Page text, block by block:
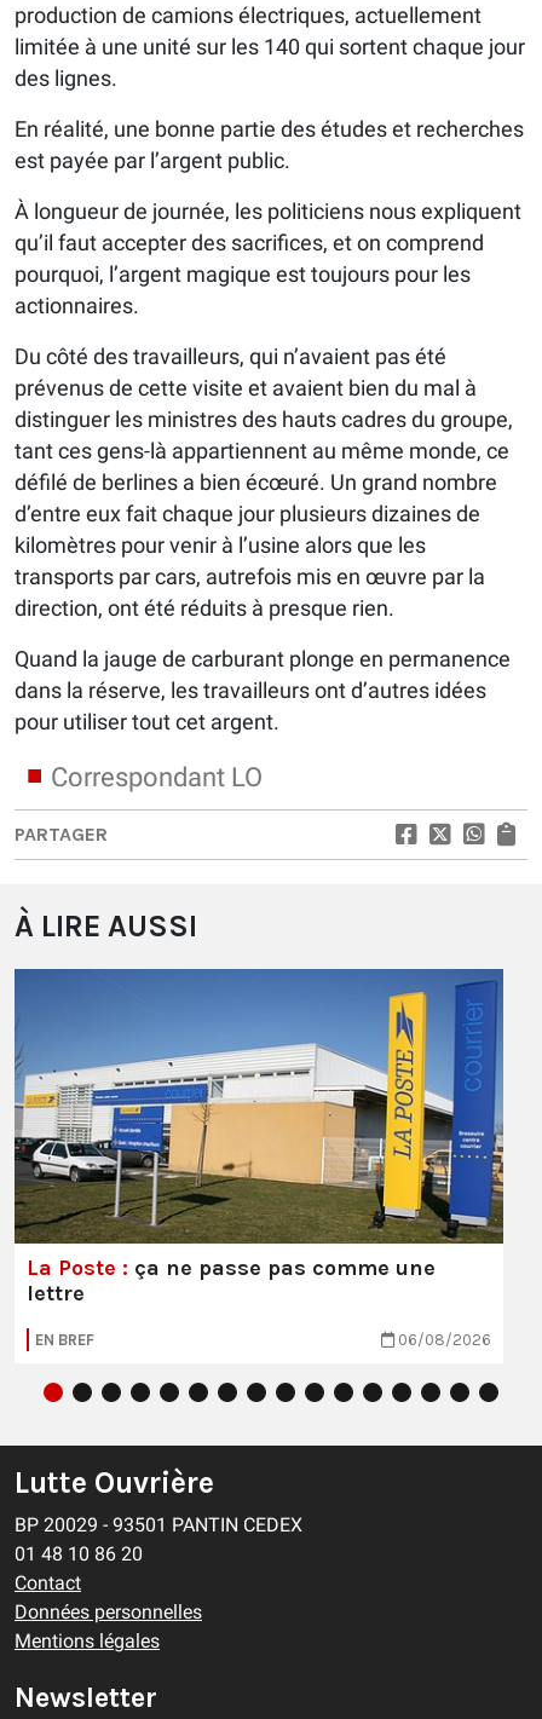
production de camions électriques, actuellement
limitée à une unité sur les 140 qui sortent chaque jour
des lignes.
En réalité, une bonne partie des études et recherches
est payée par l’argent public.
À longueur de journée, les politiciens nous expliquent
qu’il faut accepter des sacrifices, et on comprend
pourquoi, l’argent magique est toujours pour les
actionnaires.
Du côté des travailleurs, qui n’avaient pas été
prévenus de cette visite et avaient bien du mal à
distinguer les ministres des hauts cadres du groupe,
tant ces gens-là appartiennent au même monde, ce
défilé de berlines a bien écœuré. Un grand nombre
d’entre eux fait chaque jour plusieurs dizaines de
kilomètres pour venir à l’usine alors que les
transports par cars, autrefois mis en œuvre par la
direction, ont été réduits à presque rien.
Quand la jauge de carburant plonge en permanence
dans la réserve, les travailleurs ont d’autres idées
pour utiliser tout cet argent.
Correspondant LO
PARTAGER
À LIRE AUSSI
La Poste : ça ne passe pas comme une
lettre
EN BREF 06/08/2026
Lutte Ouvrière
BP 20029 - 93501 PANTIN CEDEX
01 48 10 86 20
Contact
Données personnelles
Mentions légales
Newsletter